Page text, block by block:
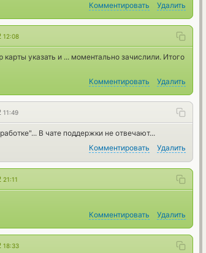
Комментировать
Удалить
12:08
указать и ... моментально зачислили. Итого
Комментировать
Удалить
11:49
В чате поддержки не отвечают...
Комментировать Удалить
21:11
Комментировать
Удалить
18:33